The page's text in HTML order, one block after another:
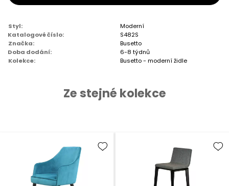
Styl:
Moderní
Katalogové číslo:
S482S
Značka:
Busetto
Doba dodání:
6-8 týdnů
Kolekce:
Busetto - moderní židle
Ze stejné kolekce